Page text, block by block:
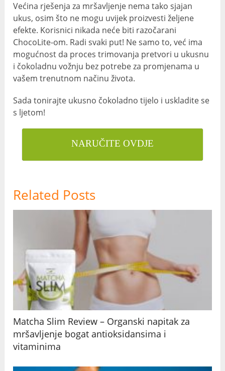
Većina rješenja za mršavljenje nema tako sjajan
ukus, osim što ne mogu uvijek proizvesti željene
efekte. Korisnici nikada neće biti razočarani
ChocoLite-om. Radi svaki put! Ne samo to, već ima
mogućnost da proces trimovanja pretvori u ukusnu
i čokoladnu vožnju bez potrebe za promjenama u
vašem trenutnom načinu života.
Sada tonirajte ukusno čokoladno tijelo i uskladite se
s ljetom!
NARUČITE OVDJE
Related Posts
Matcha Slim Review – Organski napitak za
mršavljenje bogat antioksidansima i
vitaminima